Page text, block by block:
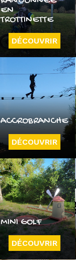
EN
TROTTINETTE
DÉCOUVRIR
ACCROBRANCHE
DÉCOUVRIR
MINI GOLF
DÉCOUVRIR